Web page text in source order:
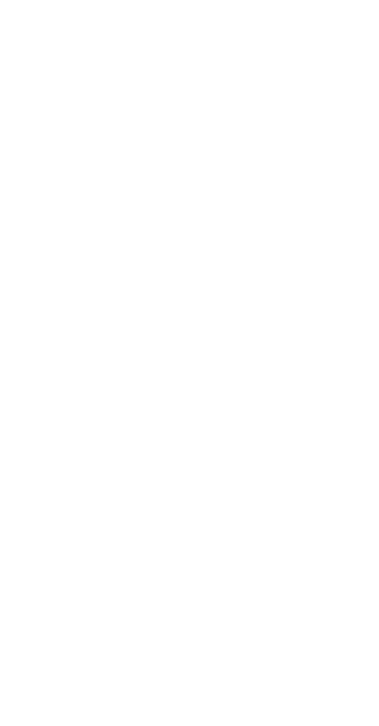
ingyenes előfoglalással)
Corner Bar & Snack, bisztró)
napágyakkal és napernyőkkel, törölközők kaució ellenében